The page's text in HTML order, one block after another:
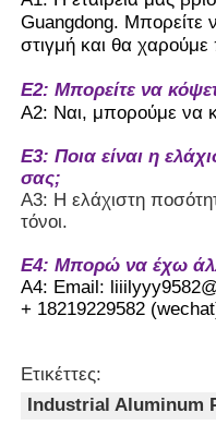
Guangdong. Μπορείτε
στιγμή και θα
Ε2: Μπορείτε να
Α2: Ναι, μπορούμε να
Ε3: Ποια είναι η
σας;
Α3: Η ελάχιστη
τόνοι.
Ε4: Μπορώ να έχω
Α4: Email:
+ 18219229582
Ετικέττες:
Industrial Aluminum